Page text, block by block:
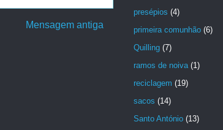
Mensagem antiga
presépios (4)
primeira comunhão (6)
Quilling (7)
ramos de noiva (1)
reciclagem (19)
sacos (14)
Santo António (13)